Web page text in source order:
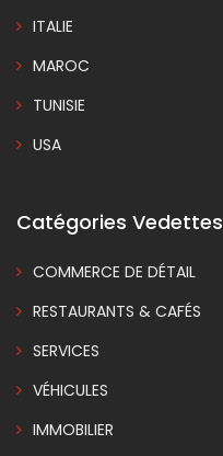
ITALIE
MAROC
TUNISIE
USA
Catégories Vedettes
COMMERCE DE DÉTAIL
RESTAURANTS & CAFÉS
SERVICES
VÉHICULES
IMMOBILIER